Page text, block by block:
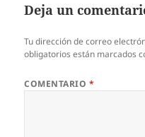
Deja un
Tu dirección de correo
obligatorios están marcados
COMENTARIO *